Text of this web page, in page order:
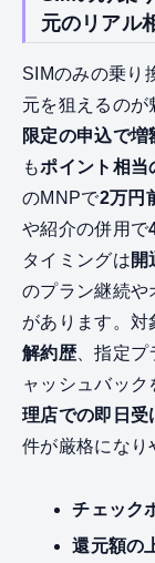
元のリアル
SIMのみの乗り
元を狙えるのが
限定の申込で増
もポイント相当
のMNPで2万円
や紹介の併用で
タイミングは開
のプラン継続や
があります。対
解約歴、指定プ
ャッシュバック
理店での即日受
件が厳格になり
チェック
還元額の